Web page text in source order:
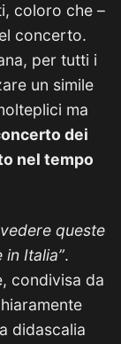
coloro che –
concerto.
per tutti i
un simile
ma
dei
nel tempo
queste
Italia”.
condivisa da
didascalia